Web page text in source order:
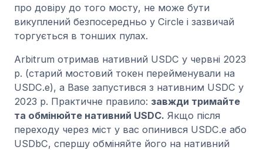
про довіру до того мосту, не може бути
викуплений безпосередньо у Circle і зазвичай
торгується в тонших пулах.
Arbitrum отримав нативний USDC у червні 2023
р. (старий мостовий токен перейменували на
USDC.e), а Base запустився з нативним USDC у
2023 р. Практичне правило: завжди тримайте
та обмінюйте нативний USDC. Якщо після
переходу через міст у вас опинився USDC.e або
USDbC, спершу обміняйте його на нативний